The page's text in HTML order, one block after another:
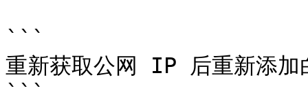
```
重新获取公网 IP 后重新添加
```